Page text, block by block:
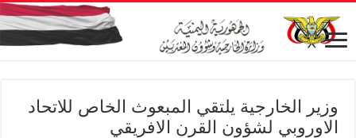
وزير الخارجية يلتقي المبعوث الخاص للاتحاد
الاوروبي لشؤون القرن الافريقي